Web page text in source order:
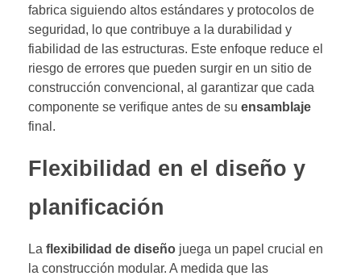
fabrica siguiendo altos estándares y protocolos de
seguridad, lo que contribuye a la durabilidad y
fiabilidad de las estructuras. Este enfoque reduce el
riesgo de errores que pueden surgir en un sitio de
construcción convencional, al garantizar que cada
componente se verifique antes de su ensamblaje
final.
Flexibilidad en el diseño y
planificación
La flexibilidad de diseño juega un papel crucial en
la construcción modular. A medida que las